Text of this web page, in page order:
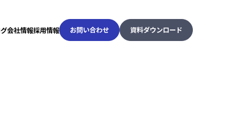
会社情報採用情報
お問い合わせ
お問い合わせ
資料ダウンロード
資料ダウンロード